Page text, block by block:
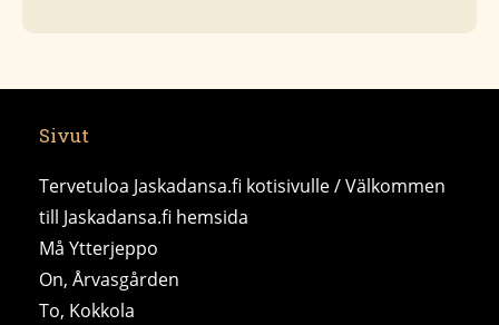
Sivut
Tervetuloa Jaskadansa.fi kotisivulle / Välkommen
till Jaskadansa.fi hemsida
Må Ytterjeppo
On, Årvasgården
To, Kokkola